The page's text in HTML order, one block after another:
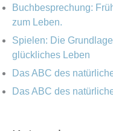
Buchbesprechung:
zum Leben.
Spielen: Die
glückliches Leben
Das ABC des
Das ABC des